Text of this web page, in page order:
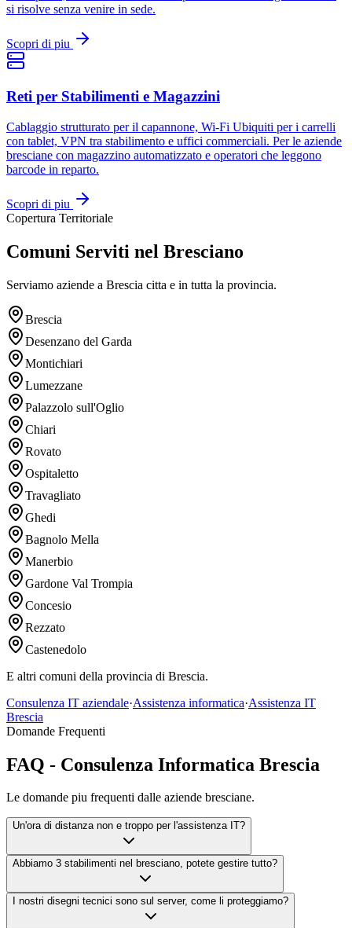
si risolve senza venire in sede.
Scopri di piu
Reti per Stabilimenti e Magazzini
Cablaggio strutturato per il capannone, Wi-Fi Ubiquiti per i carrelli
con tablet, VPN tra stabilimento e uffici commerciali. Per le aziende
bresciane con magazzino automatizzato e operatori che leggono
barcode in reparto.
Scopri di piu
Copertura Territoriale
Comuni Serviti nel Bresciano
Serviamo aziende a Brescia citta e in tutta la provincia.
Brescia
Desenzano del Garda
Montichiari
Lumezzane
Palazzolo sull'Oglio
Chiari
Rovato
Ospitaletto
Travagliato
Ghedi
Bagnolo Mella
Manerbio
Gardone Val Trompia
Concesio
Rezzato
Castenedolo
E altri comuni della provincia di Brescia.
Consulenza IT aziendale·Assistenza informatica·Assistenza IT
Brescia
Domande Frequenti
FAQ - Consulenza Informatica Brescia
Le domande piu frequenti dalle aziende bresciane.
Un'ora di distanza non e troppo per l'assistenza IT?
Abbiamo 3 stabilimenti nel bresciano, potete gestire tutto?
I nostri disegni tecnici sono sul server, come li proteggiamo?